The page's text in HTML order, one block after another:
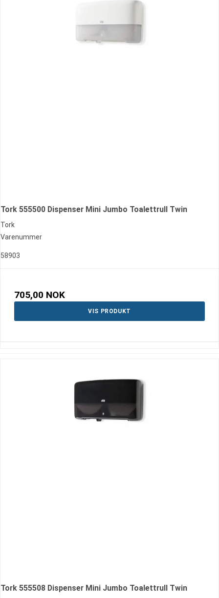
Tork 555500 Dispenser Mini Jumbo Toalettrull Twin
Tork
Varenummer
58903
705,00 NOK
VIS PRODUKT
Tork 555508 Dispenser Mini Jumbo Toalettrull Twin